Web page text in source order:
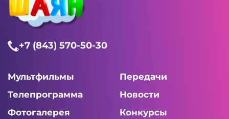
+7 (843) 570-50-30
Мультфильмы
Передачи
Телепрограмма
Новости
Фотогалерея
Конкурсы